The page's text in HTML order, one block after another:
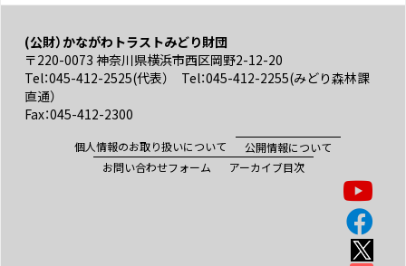
(公財）かながわトラストみどり財団
〒220-0073 神奈川県横浜市西区岡野2-12-20
Tel：045-412-2525(代表） Tel：045-412-2255(みどり森林課
直通）
Fax：045-412-2300
個人情報のお取り扱いについて
公開情報について
お問い合わせフォーム
アーカイブ目次